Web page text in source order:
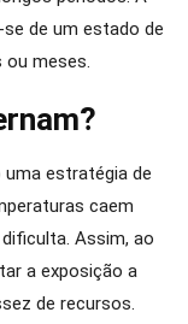
de um estado de
ou meses.
estratégia de
caem
Assim, ao
a exposição a
de recursos.